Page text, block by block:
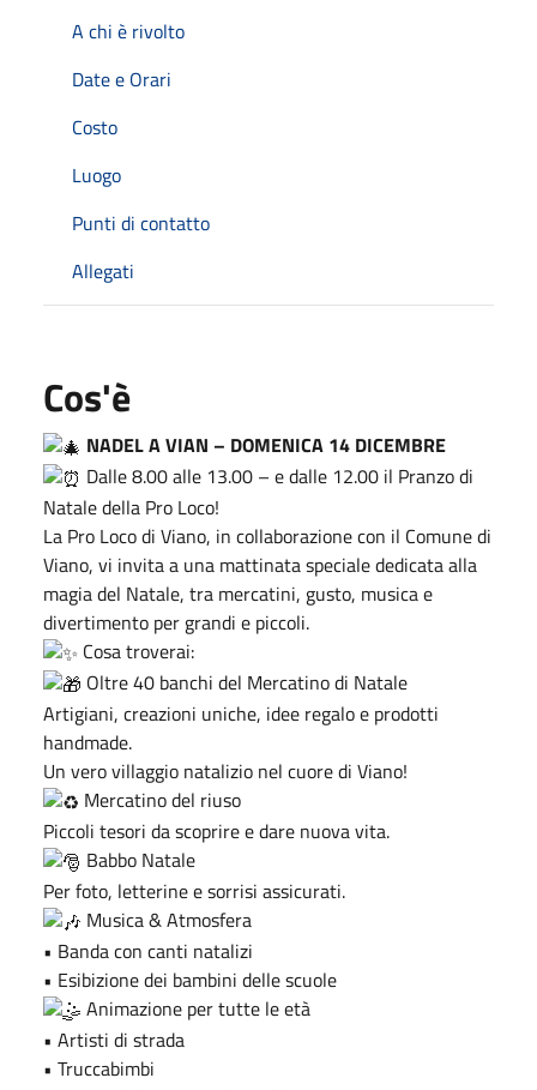
A chi è rivolto
Date e Orari
Costo
Luogo
Punti di contatto
Allegati
Cos'è
NADEL A VIAN – DOMENICA 14 DICEMBRE
Dalle 8.00 alle 13.00 – e dalle 12.00 il Pranzo di
Natale della Pro Loco!
La Pro Loco di Viano, in collaborazione con il Comune di
Viano, vi invita a una mattinata speciale dedicata alla
magia del Natale, tra mercatini, gusto, musica e
divertimento per grandi e piccoli.
Cosa troverai:
Oltre 40 banchi del Mercatino di Natale
Artigiani, creazioni uniche, idee regalo e prodotti
handmade.
Un vero villaggio natalizio nel cuore di Viano!
Mercatino del riuso
Piccoli tesori da scoprire e dare nuova vita.
Babbo Natale
Per foto, letterine e sorrisi assicurati.
Musica & Atmosfera
•⁠ ⁠Banda con canti natalizi
•⁠ ⁠Esibizione dei bambini delle scuole
Animazione per tutte le età
•⁠ ⁠Artisti di strada
•⁠ ⁠Truccabimbi